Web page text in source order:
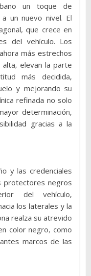
un toque de
un nuevo nivel. El
que crece en
del vehículo. Los
más estrechos
elevan la parte
más decidida,
y mejorando su
refinada no solo
determinación,
gracias a la
y las credenciales
protectores negros
del vehículo,
los laterales y la
realza su atrevido
color negro, como
marcos de las